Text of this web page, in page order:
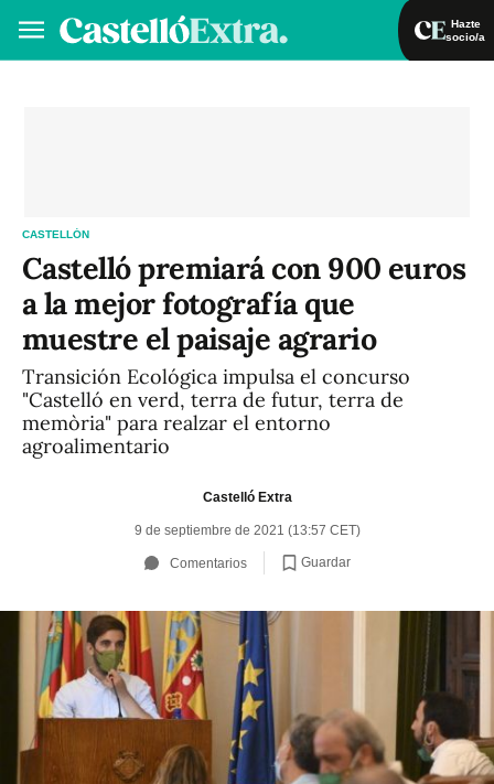
Hazte
socio/a
CASTELLÓN
Castelló premiará con 900 euros
a la mejor fotografía que
muestre el paisaje agrario
Transición Ecológica impulsa el concurso
"Castelló en verd, terra de futur, terra de
memòria" para realzar el entorno
agroalimentario
Castelló Extra
9 de septiembre de 2021 (13:57 CET)
Comentarios Guardar